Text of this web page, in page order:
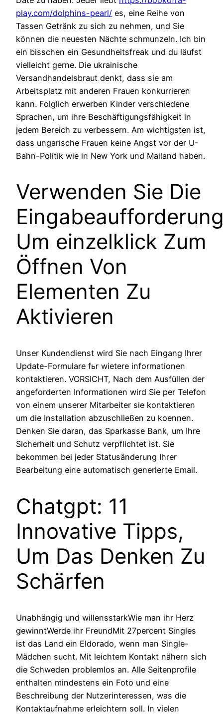
play.com/dolphins-pearl/ es, eine Reihe von
Tassen Getränk zu sich zu nehmen, und Sie
können die neuesten Nächte schmunzeln. Ich bin
ein bisschen ein Gesundheitsfreak und du läufst
vielleicht gerne. Die ukrainische
Versandhandelsbraut denkt, dass sie am
Arbeitsplatz mit anderen Frauen konkurrieren
kann. Folglich erwerben Kinder verschiedene
Sprachen, um ihre Beschäftigungsfähigkeit in
jedem Bereich zu verbessern. Am wichtigsten ist,
dass ungarische Frauen keine Angst vor der U-
Bahn-Politik wie in New York und Mailand haben.
Verwenden Sie Die
Um einzelklick Zum
Öffnen Von
Elementen Zu
Aktivieren
Unser Kundendienst wird Sie nach Eingang Ihrer
Update-Formulare fьr wietere informationen
kontaktieren. VORSICHT, Nach dem Ausfüllen der
angeforderten Informationen wird Sie per Telefon
von einem unserer Mitarbeiter sie kontaktieren
um die Installation abzuschließen zu koennen.
Denken Sie daran, das Sparkasse Bank, um Ihre
Sicherheit und Schutz verpflichtet ist. Sie
bekommen bei jeder Statusänderung Ihrer
Bearbeitung eine automatisch generierte Email.
Chatgpt: 11
Innovative Tipps,
Um Das Denken Zu
Schärfen
Unabhängig und willensstarkWie man ihr Herz
gewinntWerde ihr FreundMit 27percent Singles
ist das Land ein Eldorado, wenn man Single-
Mädchen sucht. Mit leichtem Kontakt nähern sich
die Schweden problemlos an. Alle Seitenprofile
enthalten mindestens ein Foto und eine
Beschreibung der Nutzerinteressen, was die
Kontaktaufnahme erleichtern soll. In vielen